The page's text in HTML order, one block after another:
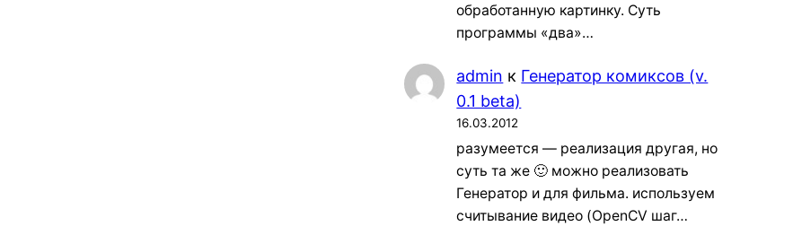
обработанную картинку. Суть
программы «два»…
admin к Генератор комиксов (v.
0.1 beta)
16.03.2012
разумеется — реализация другая, но
суть та же 🙂 можно реализовать
Генератор и для фильма. используем
считывание видео (OpenCV шаг…